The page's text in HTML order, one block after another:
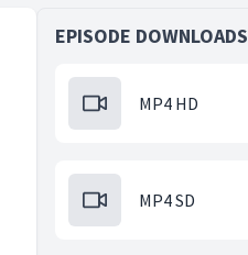
EPISODE DOWNLOADS
MP4 HD
MP4 SD